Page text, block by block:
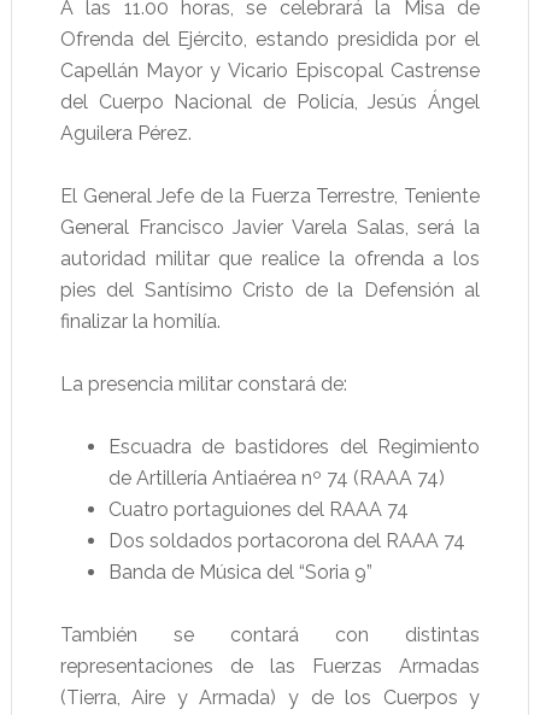
A las 11.00 horas, se celebrará la Misa de
Ofrenda del Ejército, estando presidida por el
Capellán Mayor y Vicario Episcopal Castrense
del Cuerpo Nacional de Policía, Jesús Ángel
Aguilera Pérez.
El General Jefe de la Fuerza Terrestre, Teniente
General Francisco Javier Varela Salas, será la
autoridad militar que realice la ofrenda a los
pies del Santísimo Cristo de la Defensión al
finalizar la homilía.
La presencia militar constará de:
Escuadra de bastidores del Regimiento
de Artillería Antiaérea nº 74 (RAAA 74)
Cuatro portaguiones del RAAA 74
Dos soldados portacorona del RAAA 74
Banda de Música del “Soria 9”
También se contará con distintas
representaciones de las Fuerzas Armadas
(Tierra, Aire y Armada) y de los Cuerpos y